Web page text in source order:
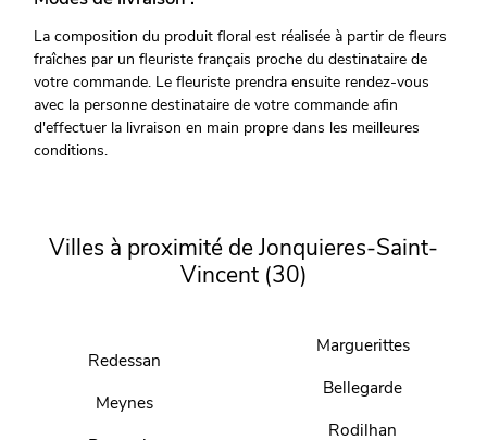
La composition du produit floral est réalisée à partir de fleurs
fraîches par un fleuriste français proche du destinataire de
votre commande. Le fleuriste prendra ensuite rendez-vous
avec la personne destinataire de votre commande afin
d'effectuer la livraison en main propre dans les meilleures
conditions.
Villes à proximité de Jonquieres-Saint-
Vincent (30)
Redessan
Meynes
Marguerittes
Bellegarde
Rodilhan